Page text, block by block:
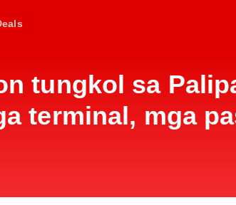
tungkol sa
terminal, mga